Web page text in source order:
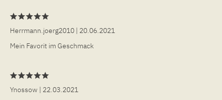
Herrmann.joerg2010 | 20.06.2021
Mein Favorit im Geschmack
Ynossow | 22.03.2021